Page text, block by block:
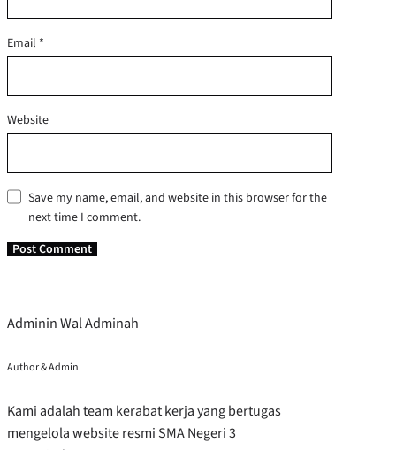
Email *
Website
Save my name, email, and website in this browser for the
next time I comment.
Adminin Wal Adminah
Author & Admin
Kami adalah team kerabat kerja yang bertugas
mengelola website resmi SMA Negeri 3